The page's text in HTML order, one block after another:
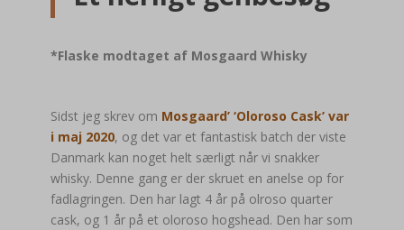
*Flaske modtaget af Mosgaard Whisky
Sidst jeg skrev om Mosgaard’ ‘Oloroso Cask’ var
i maj 2020, og det var et fantastisk batch der viste
Danmark kan noget helt særligt når vi snakker
whisky. Denne gang er der skruet en anelse op for
fadlagringen. Den har lagt 4 år på olroso quarter
cask, og 1 år på et oloroso hogshead. Den har som